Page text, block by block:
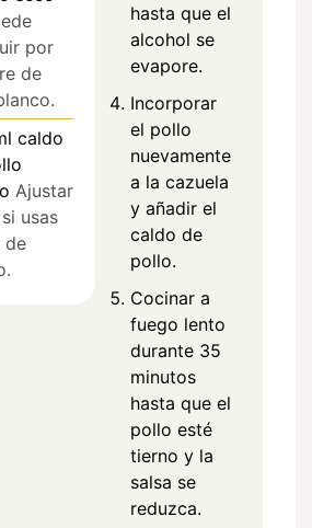
por
de
caldo
Ajustar
usas
de
hasta que el
alcohol se
evapore.
Incorporar
el pollo
nuevamente
a la cazuela
y añadir el
caldo de
pollo.
Cocinar a
fuego lento
durante 35
minutos
hasta que el
pollo esté
tierno y la
salsa se
reduzca.